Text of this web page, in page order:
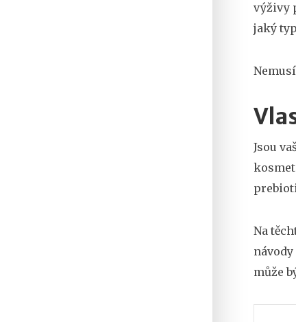
výživy
jaký
Jsou
Na
může